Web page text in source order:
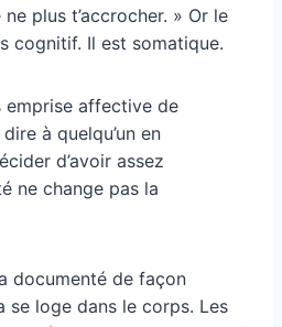
plus t’accrocher. » Or le
cognitif. Il est somatique.
emprise affective de
à quelqu’un en
d’avoir assez
ne change pas la
documenté de façon
se loge dans le corps. Les